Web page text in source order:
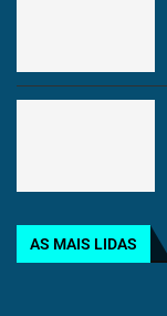
AS MAIS LIDAS